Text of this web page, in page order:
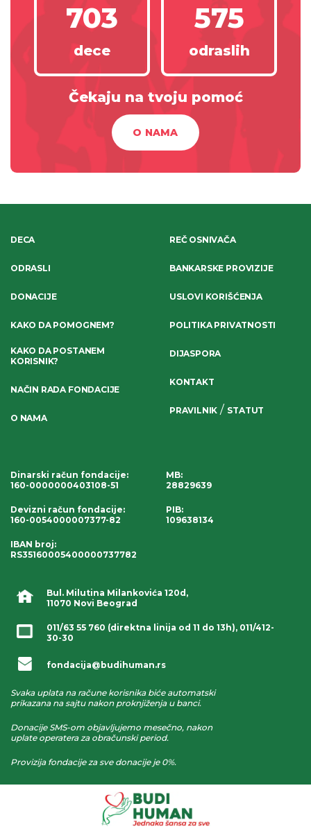
703
dece
575
odraslih
Čekaju na tvoju pomoć
O NAMA
Bul. Milutina Milankovića 120d,
11070 Novi Beograd
011/63 55 760 (direktna linija od 11 do 13h), 011/412-
30-30
fondacija@budihuman.rs
Svaka uplata na račune korisnika biće automatski
prikazana na sajtu nakon proknjiženja u banci.
Donacije SMS-om objavljujemo mesečno, nakon
uplate operatera za obračunski period.
Provizija fondacije za sve donacije je 0%.
DECA
ODRASLI
DONACIJE
KAKO DA POMOGNEM?
KAKO DA POSTANEM
KORISNIK?
NAČIN RADA FONDACIJE
O NAMA
REČ OSNIVAČA
BANKARSKE PROVIZIJE
USLOVI KORIŠĆENJA
POLITIKA PRIVATNOSTI
DIJASPORA
KONTAKT
PRAVILNIK / STATUT
Dinarski račun fondacije:
160-0000000403108-51
Devizni račun fondacije:
160-0054000007377-82
IBAN broj:
RS35160005400000737782
MB:
28829639
PIB:
109638134